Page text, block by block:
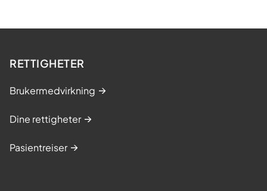
RETTIGHETER
Brukermedvirkning
Dine rettigheter
Pasientreiser